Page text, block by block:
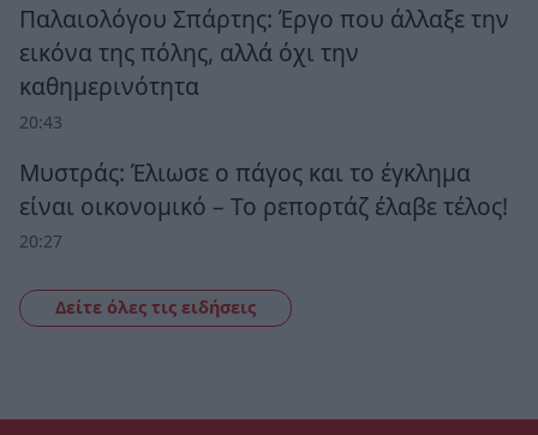
Παλαιολόγου Σπάρτης: Έργο που άλλαξε την
εικόνα της πόλης, αλλά όχι την
καθημερινότητα
20:43
Μυστράς: Έλιωσε ο πάγος και το έγκλημα
είναι οικονομικό – Το ρεπορτάζ έλαβε τέλος!
20:27
Δείτε όλες τις ειδήσεις